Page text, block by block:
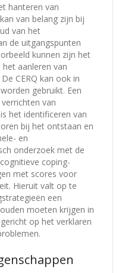
hanteren van
van belang zijn bij
van het
de uitgangspunten
kunnen zijn het
aanleren van
CERQ kan ook in
gebruikt. Een
van
het identificeren van
bij het ontstaan en
en
onderzoek met de
coping-
met scores voor
Hieruit valt op te
een
moeten krijgen in
op het verklaren